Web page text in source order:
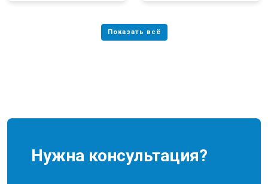
Нужна консультация?